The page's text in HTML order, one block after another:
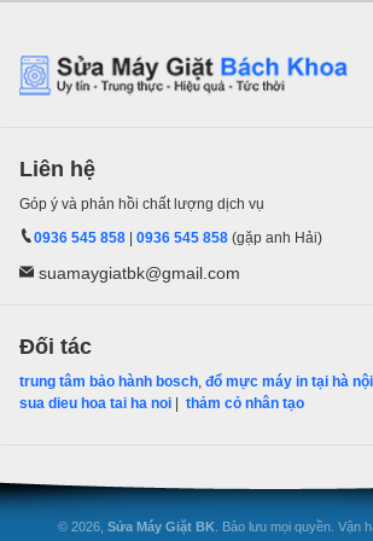
Liên hệ
Góp ý và phản hồi chất lượng dịch vụ
0936 545 858 | 0936 545 858 (gặp anh Hải)
suamaygiatbk@gmail.com
Đối tác
trung tâm bảo hành bosch đổ mực máy in tại hà nội
sua dieu hoa tai ha noi | thảm cỏ nhân tạo
© 2026, Sửa Máy Giặt BK . Bảo lưu mọi quyền. Vận